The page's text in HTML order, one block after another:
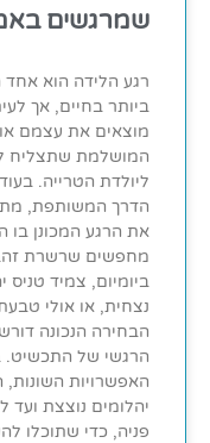
שמרגשים
רגע הלידה הוא
ביותר בחיים, אך
מוצאים את עצמם
המושלמת שתצליח
ליולדת הטרייה.
הדרך המשותפת,
את הרגע המכונן
מחפשים שרשרת
ביומיום, צמיד
נצחית, או אולי
הבחירה הנכונה
הרגשי של התכשיט.
האפשרויות
יהלומים נוצצת
פניה, כדי שתוכלו